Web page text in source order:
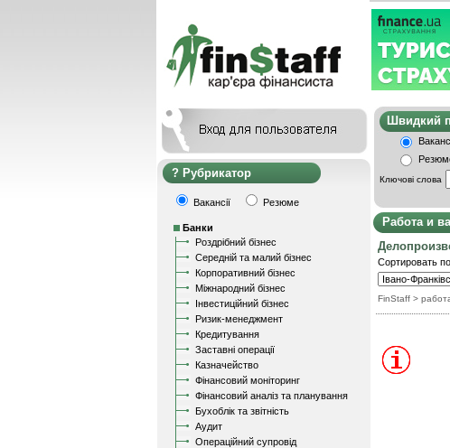
Рубрикатор
Вакансії Резюме
Банки
Роздрібний бізнес
Середній та малий бізнес
Корпоративний бізнес
Міжнародний бізнес
Інвестиційний бізнес
Ризик-менеджмент
Кредитування
Заставні операції
Казначейство
Фінансовий моніторинг
Фінансовий аналіз та планування
Бухоблік та звітність
Аудит
Операційний супровід
Ключові слова
Работа и
Сортировать
FinStaff >